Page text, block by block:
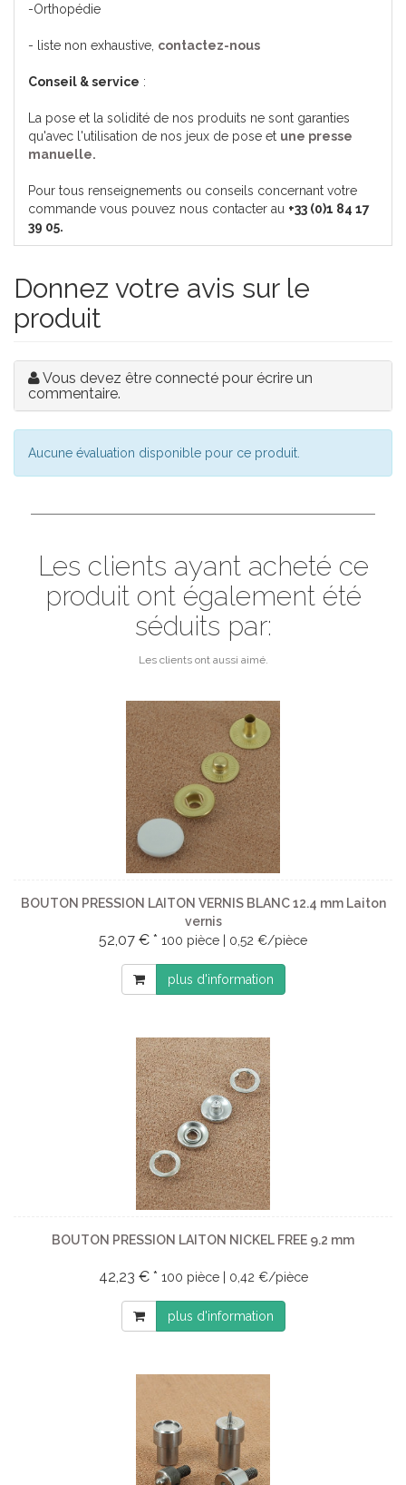
-Orthopédie
- liste non exhaustive, contactez-nous
Conseil & service :
La pose et la solidité de nos produits ne sont garanties
qu'avec l'utilisation de nos jeux de pose et une presse
manuelle.
Pour tous renseignements ou conseils concernant votre
commande vous pouvez nous contacter au +33 (0)1 84 17
39 05.
Donnez votre avis sur le
produit
Vous devez être connecté pour écrire un
commentaire.
Aucune évaluation disponible pour ce produit.
Les clients ayant acheté ce
produit ont également été
séduits par:
Les clients ont aussi aimé.
BOUTON PRESSION LAITON VERNIS BLANC 12.4 mm Laiton
vernis
52,07 € * 100 pièce | 0,52 €/pièce
plus d'information
BOUTON PRESSION LAITON NICKEL FREE 9.2 mm
42,23 € * 100 pièce | 0,42 €/pièce
plus d'information